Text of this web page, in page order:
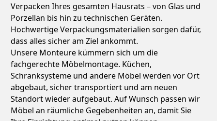
Verpacken Ihres gesamten Hausrats – von Glas und
Porzellan bis hin zu technischen Geräten.
Hochwertige Verpackungsmaterialien sorgen dafür,
dass alles sicher am Ziel ankommt.
Unsere Monteure kümmern sich um die
fachgerechte Möbelmontage. Küchen,
Schranksysteme und andere Möbel werden vor Ort
abgebaut, sicher transportiert und am neuen
Standort wieder aufgebaut. Auf Wunsch passen wir
Möbel an räumliche Gegebenheiten an, damit Sie